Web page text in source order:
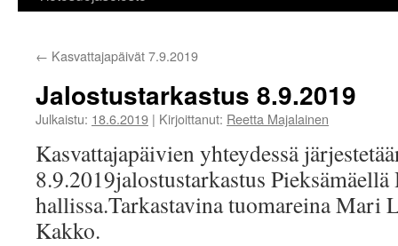
← Kasvattajapäivät 7.9.2019
Jalostustarkastus 8.9.2019
Julkaistu: 18.6.2019 | Kirjoittanut: Reetta Majalainen
Kasvattajapäivien yhteydessä
8.9.2019jalostustarkastus
hallissa.Tarkastavina tuomareina Mari
Kakko.